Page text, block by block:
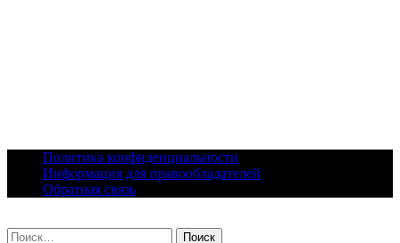
content
Политика конфиденциальности
Информация для правообладателей
Обратная связь
Найти: